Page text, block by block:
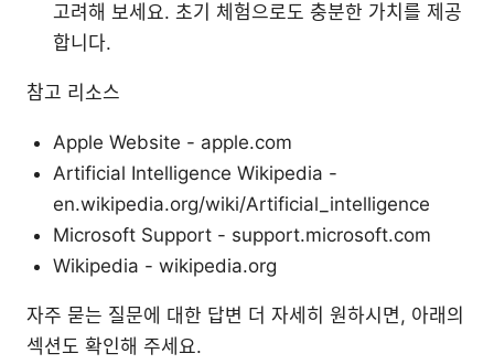
고려해 보세요. 초기 체험으로도 충분한 가치를 제공
합니다.
참고 리소스
Apple Website - apple.com
Artificial Intelligence Wikipedia -
en.wikipedia.org/wiki/Artificial_intelligence
Microsoft Support - support.microsoft.com
Wikipedia - wikipedia.org
자주 묻는 질문에 대한 답변 더 자세히 원하시면, 아래의
섹션도 확인해 주세요.